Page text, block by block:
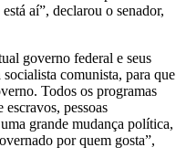
aí”, declarou o senador,
governo federal e seus
comunista, para que
Todos os programas
escravos, pessoas
grande mudança política,
por quem gosta”,